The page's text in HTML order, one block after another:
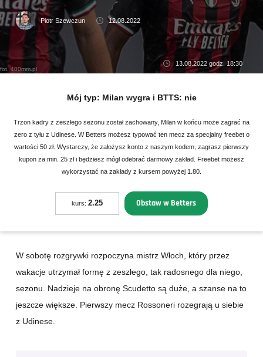
fot. 400mm.pl
Piotr Szewczun 12.08.2022
13.08.2022 godz. 18:30
Mój typ: Milan wygra i BTTS: nie
Trzon kadry z zeszłego sezonu został zachowany, Milan w końcu może zagrać na
zero z tyłu z Udinese. W Betters możesz typować ten mecz za specjalny freebet o
wartości 50 zł. Wystarczy, że założysz konto z naszym kodem, zagrasz pierwszy
kupon za min. 25 zł i będziesz mógł odebrać darmowy zakład. Freebet możesz
wykorzystać na zakłady z kursem powyżej 1.80.
kurs:2.25 Obstaw w Betters
W sobotę rozgrywki rozpoczyna mistrz Włoch, który przez
wakacje utrzymał formę z zeszłego, tak radosnego dla niego,
sezonu. Nadzieje na obronę Scudetto są duże, a szanse na to
jeszcze większe. Pierwszy mecz Rossoneri rozegrają u siebie
z Udinese.